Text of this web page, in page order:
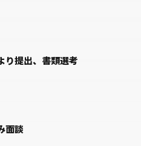
り提出、書類選考
面談